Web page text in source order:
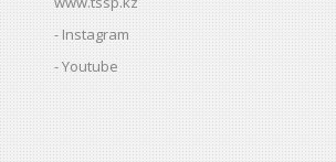
Instagram
Youtube